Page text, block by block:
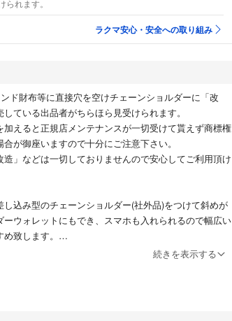
られます。
ラクマ安心・安全への取り組み
ド財布等に直接穴を空けチェーンショルダーに「改
ている出品者がちらほら見受けられます。
加えると正規店メンテナンスが一切受けて貰えず商標権
が御座いますので十分にご注意下さい。
造」などは一切しておりませんので安心してご利用頂け
し込み型のチェーンショルダー(社外品)をつけて斜めが
ーウォレットにもでき、スマホも入れられるので幅広い
致します。
未使用に近い美品！
続きを表示する